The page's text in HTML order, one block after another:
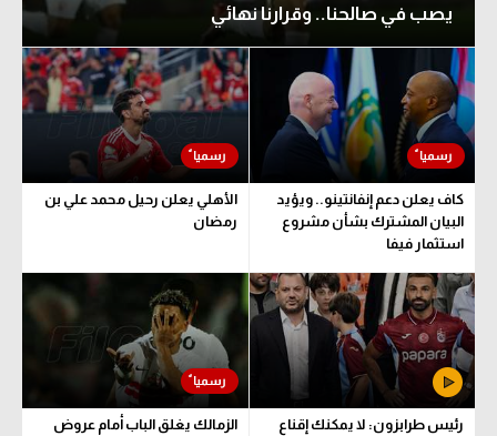
يصب في صالحنا.. وقرارنا نهائي
كاف يعلن دعم إنفانتينو.. ويؤيد
البيان المشترك بشأن مشروع
استثمار فيفا
الأهلي يعلن رحيل محمد علي بن
رمضان
رئيس طرابزون: لا يمكنك إقناع
الزمالك يغلق الباب أمام عروض